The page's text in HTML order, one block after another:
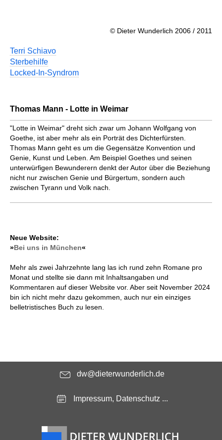
© Dieter Wunderlich 2006 / 2011
Terri Schiavo
Sterbehilfe
Locked-In-Syndrom
Thomas Mann - Lotte in Weimar
"Lotte in Weimar" dreht sich zwar um Johann Wolfgang von
Goethe, ist aber mehr als ein Porträt des Dichterfürsten.
Thomas Mann geht es um die Gegensätze Konvention und
Genie, Kunst und Leben. Am Beispiel Goethes und seinen
unterwürfigen Bewunderern denkt der Autor über die Beziehung
nicht nur zwischen Genie und Bürgertum, sondern auch
zwischen Tyrann und Volk nach.
Neue Website:
»Bei uns in München«
Mehr als zwei Jahrzehnte lang las ich rund zehn Romane pro
Monat und stellte sie dann mit Inhaltsangaben und
Kommentaren auf dieser Website vor. Aber seit November 2024
bin ich nicht mehr dazu gekommen, auch nur ein einziges
belletristisches Buch zu lesen.
dw@dieterwunderlich.de
Impressum, Datenschutz ...